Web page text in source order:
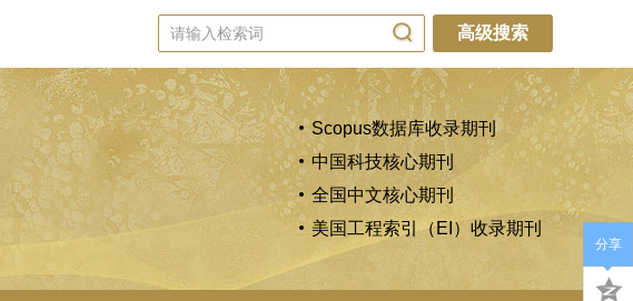
高级搜索
Scopus数据库收录期刊
中国科技核心期刊
全国中文核心期刊
美国工程索引（EI）收录期刊
分享